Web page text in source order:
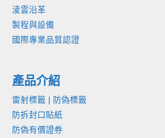
淩雲沿革
製程與設備
國際專業品質認證
產品介紹
雷射標籤 | 防偽標籤
防拆封口貼紙
防偽有價證券